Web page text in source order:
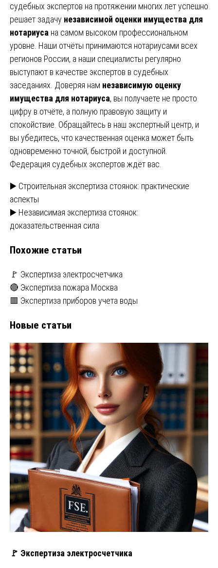
судебных экспертов на протяжении многих лет успешно
решает задачу независимой оценки имущества для
нотариуса на самом высоком профессиональном
уровне. Наши отчёты принимаются нотариусами всех
регионов России, а наши специалисты регулярно
выступают в качестве экспертов в судебных
заседаниях. Доверяя нам независимую оценку
имущества для нотариуса, вы получаете не просто
цифру в отчёте, а полную правовую защиту и
спокойствие. Обращайтесь в наш экспертный центр, и
вы убедитесь, что качественная оценка может быть
одновременно точной, быстрой и доступной.
Федерация судебных экспертов ждёт вас.
Навигация
по
записям
▶️ Строительная экспертиза стоянок: практические
аспекты
▶️ Независимая экспертиза стоянок:
доказательственная сила
Похожие статьи
🚩 Экспертиза электросчетчика
🔴 Экспертиза пожара Москва
🟥 Экспертиза приборов учета воды
Новые статьи
🚩 Экспертиза электросчетчика